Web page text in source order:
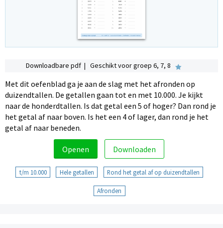
Downloadbare pdf | Geschikt voor groep 6, 7, 8
Met dit oefenblad ga je aan de slag met het afronden op
duizendtallen. De getallen gaan tot en met 10.000. Je kijkt
naar de honderdtallen. Is dat getal een 5 of hoger? Dan rond je
het getal af naar boven. Is het een 4 of lager, dan rond je het
getal af naar beneden.
Openen Downloaden
t/m 10.000 Hele getallen Rond het getal af op duizendtallen
Afronden